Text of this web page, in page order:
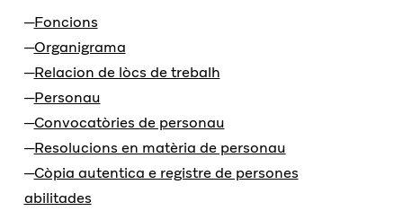
Foncions
Organigrama
Relacion de lòcs de trebalh
Personau
Convocatòries de personau
Resolucions en matèria de personau
Còpia autentica e registre de persones
abilitades